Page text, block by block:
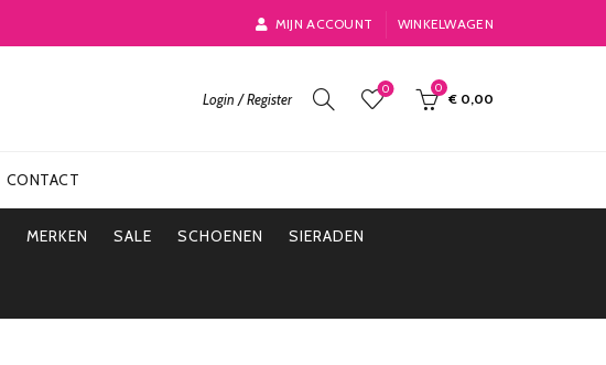
MIJN ACCOUNT WINKELWAGEN
Login / Register
0 0
€ 0,00
CONTACT
MERKEN SALE SCHOENEN SIERADEN